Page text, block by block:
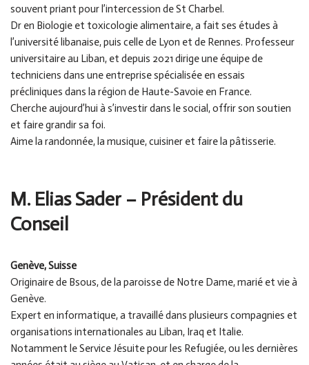
souvent priant pour l’intercession de St Charbel.
Dr en Biologie et toxicologie alimentaire, a fait ses études à
l’université libanaise, puis celle de Lyon et de Rennes. Professeur
universitaire au Liban, et depuis 2021 dirige une équipe de
techniciens dans une entreprise spécialisée en essais
précliniques dans la région de Haute-Savoie en France.
Cherche aujourd’hui à s’investir dans le social, offrir son soutien
et faire grandir sa foi.
Aime la randonnée, la musique, cuisiner et faire la pâtisserie.
M. Elias Sader– Président du
Conseil
Genève, Suisse
Originaire de Bsous, de la paroisse de Notre Dame, marié et vie à
Genève.
Expert en informatique, a travaillé dans plusieurs compagnies et
organisations internationales au Liban, Iraq et Italie.
Notamment le Service Jésuite pour les Refugiée, ou les dernières